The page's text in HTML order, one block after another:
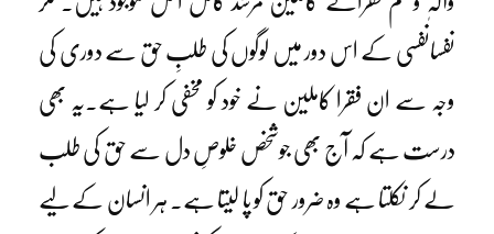
نفسانفسی کے اس دور میں لوگوں کی طلبِ حق سے دوری کی
وجہ سے ان فقرا کاملین نے خود کو مخفی کر لیا ہے۔یہ بھی
درست ہے کہ آج بھی جوشخص خلوصِ دل سے حق کی طلب
لے کر نکلتا ہے وہ ضرور حق کو پا لیتا ہے۔ ہر انسان کے لیے